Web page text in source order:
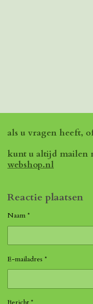
als u vragen heeft,
kunt u altijd mailen
webshop.nl
Reactie plaatsen
Naam *
E-mailadres *